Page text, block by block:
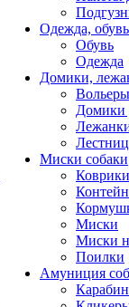
Одежда, обувь
Обувь
Одежда
Домики,
Домики
Миски собаки
Миски
Миски
Поилки
Амуниция